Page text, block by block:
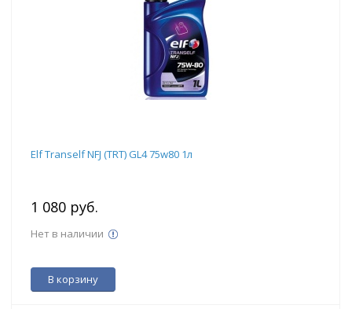
Elf Tranself NFJ (TRT) GL4 75w80 1л
1 080 руб.
Нет в наличии
В корзину